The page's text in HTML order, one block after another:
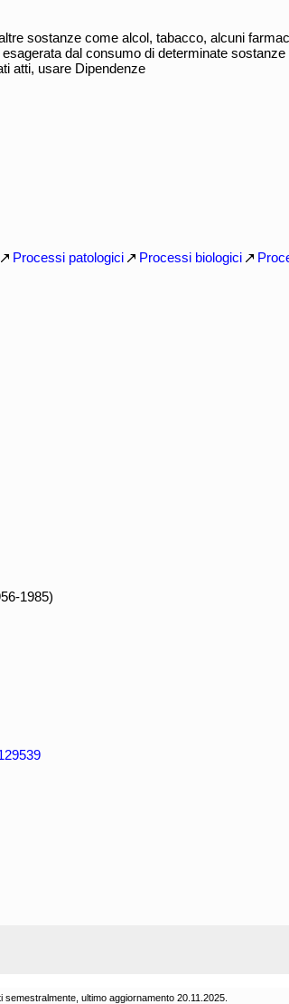
sostanze come alcol, tabacco, alcuni
dal consumo di determinate
atti, usare Dipendenze
Processi patologici Processi biologici
1985)
semestralmente, ultimo aggiornamento 20.11.2025.